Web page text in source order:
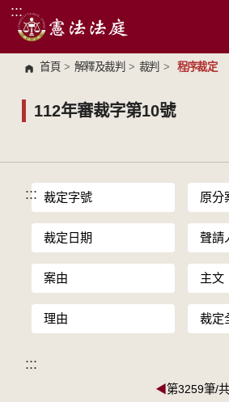
跳到主要內容區塊
:::
首頁 > 解釋及裁判 > 裁判 > 程序裁定
112年審裁字第10號
::: 裁定字號 原分
裁定日期 聲請
案由 主文
理由 裁定
:::
◀第3259筆/